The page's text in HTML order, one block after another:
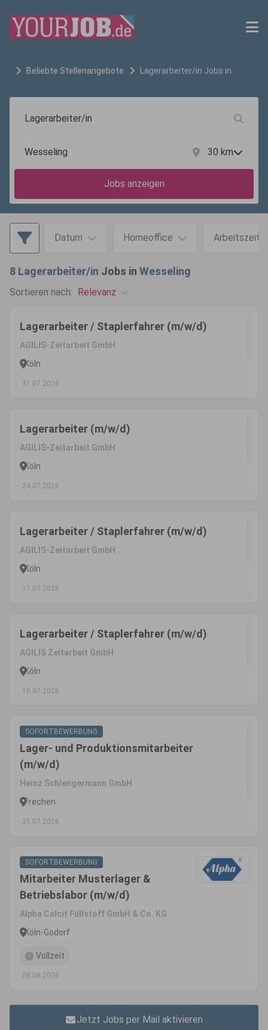
Beliebte Stellenangebote Lagerarbeiter/in Jobs in
30 km
Jobs anzeigen
Datum Homeoffice Arbeitszeit
8 Lagerarbeiter/in Jobs in Wesseling
Sortieren nach: Relevanz
Lagerarbeiter / Staplerfahrer (m/w/d)
AGILIS-Zeitarbeit GmbH
Köln
31.07.2026
Lagerarbeiter (m/w/d)
AGILIS-Zeitarbeit GmbH
Köln
24.07.2026
Lagerarbeiter / Staplerfahrer (m/w/d)
AGILIS-Zeitarbeit GmbH
Köln
17.07.2026
Lagerarbeiter / Staplerfahrer (m/w/d)
AGILIS Zeitarbeit GmbH
Köln
10.07.2026
SOFORTBEWERBUNG
Lager- und Produktionsmitarbeiter
(m/w/d)
Heinz Schlengermann GmbH
Frechen
31.07.2026
SOFORTBEWERBUNG
Mitarbeiter Musterlager &
Betriebslabor (m/w/d)
Alpha Calcit Füllstoff GmbH & Co. KG
Köln-Godorf
Vollzeit
08.08.2026
Jetzt Jobs per Mail aktivieren